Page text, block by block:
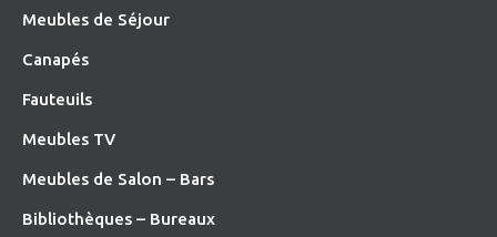
Meubles de Séjour
Canapés
Fauteuils
Meubles TV
Meubles de Salon – Bars
Bibliothèques – Bureaux